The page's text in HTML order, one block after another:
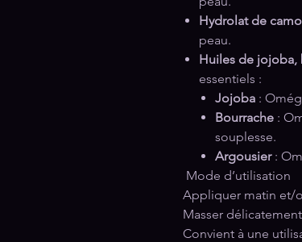
Hydrolat de
peau.
Huiles de jojoba,
essentiels :
Jojoba :
Bourrache :
souplesse.
Argousier:
Mode d’utilisation
Appliquer matin et/
Masser
Convient à une